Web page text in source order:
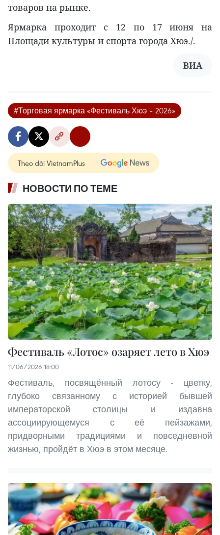
товаров на рынке.
Ярмарка проходит с 12 по 17 июня на
Площади культуры и спорта города Хюэ./.
ВИА
#Торговая ярмарка «Фестиваль Хюэ – 2026»
Theo dõi VietnamPlus
НОВОСТИ ПО ТЕМЕ
Фестиваль «Лотос» озаряет лето в Хюэ
11/06/2026 18:00
Фестиваль, посвящённый лотосу - цветку,
глубоко связанному с историей бывшей
императорской столицы и издавна
ассоциирующемуся с её пейзажами,
придворными традициями и повседневной
жизнью, пройдёт в Хюэ в этом месяце.